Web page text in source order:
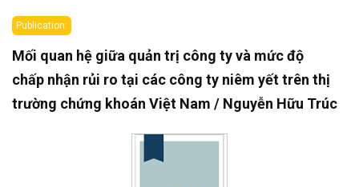
Publication:
Mối quan hệ giữa quản trị công ty và mức độ
chấp nhận rủi ro tại các công ty niêm yết trên thị
trường chứng khoán Việt Nam / Nguyễn Hữu Trúc